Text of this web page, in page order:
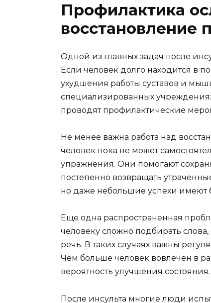
Профилактика
восстановление
Одной из главных задач после
Если человек долго находится в
ухудшения работы суставов и
специализированных
проводят профилактические
Не менее важна работа над
человек пока не может
упражнения. Они помогают
постепенно возвращать
но даже небольшие успехи имеют
Еще одна распространенная
человеку сложно подбирать
речь. В таких случаях важны
Чем больше человек вовлечен в
вероятность улучшения состояния.
После инсульта многие люди